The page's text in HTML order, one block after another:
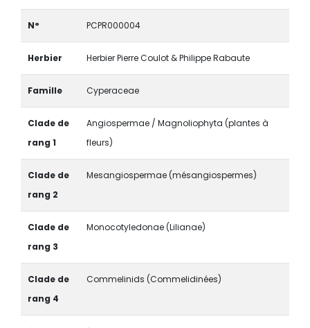
N° PCPR000004
Herbier Herbier Pierre Coulot & Philippe Rabaute
Famille Cyperaceae
Clade de
rang 1
Angiospermae / Magnoliophyta (plantes à
fleurs)
Clade de
rang 2
Mesangiospermae (mésangiospermes)
Clade de
rang 3
Monocotyledonae (Lilianae)
Clade de
rang 4
Commelinids (Commelidinées)